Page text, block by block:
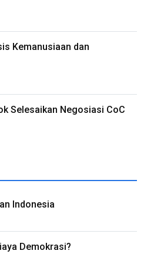
Kemanusiaan dan
Selesaikan Negosiasi CoC
Indonesia
Demokrasi?